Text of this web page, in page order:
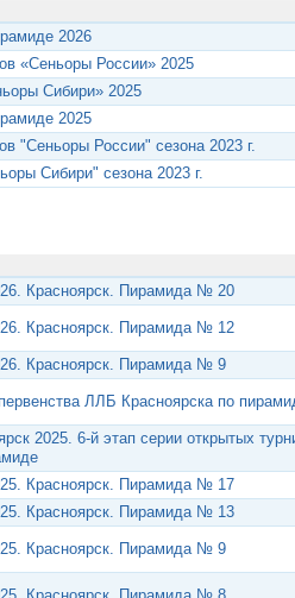
2026
«Сеньоры России» 2025
Сибири» 2025
2025
"Сеньоры России" сезона 2023 г.
Сибири" сезона 2023 г.
Красноярск. Пирамида № 20
Красноярск. Пирамида № 12
Красноярск. Пирамида № 9
ЛЛБ Красноярска по
2025. 6-й этап серии открытых
Красноярск. Пирамида № 17
Красноярск. Пирамида № 13
Красноярск. Пирамида № 9